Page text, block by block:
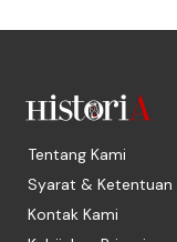
Tentang Kami
Syarat & Ketentuan
Kontak Kami